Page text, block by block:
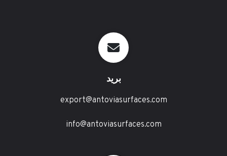
بريد
export@antoviasurfaces.com
info@antoviasurfaces.com